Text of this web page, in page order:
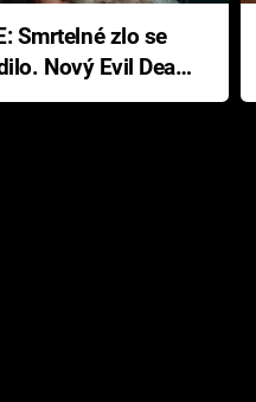
Nový Evil Dead